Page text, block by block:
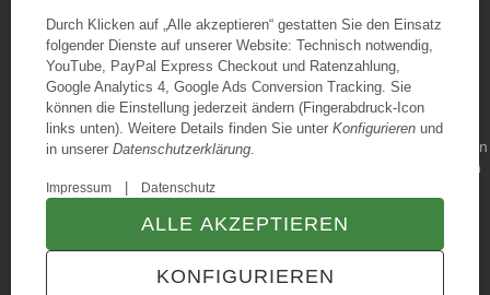
TECHNIK JTL-Shop Template VERTRAG WIDERRUFEN
Durch Klicken auf „Alle akzeptieren“ gestatten Sie den Einsatz
folgender Dienste auf unserer Website: Technisch notwendig,
YouTube, PayPal Express Checkout und Ratenzahlung,
Google Analytics 4, Google Ads Conversion Tracking. Sie
können die Einstellung jederzeit ändern (Fingerabdruck-Icon
links unten). Weitere Details finden Sie unter Konfigurieren und
in unserer Datenschutzerklärung.
Impressum Datenschutz
KONFIGURIEREN
ALLE AKZEPTIEREN